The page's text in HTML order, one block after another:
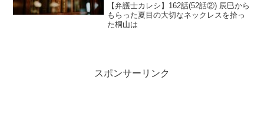
【弁護士カレシ】162話(52話②) 辰巳から
もらった夏目の大切なネックレスを拾っ
た桐山は
スポンサーリンク